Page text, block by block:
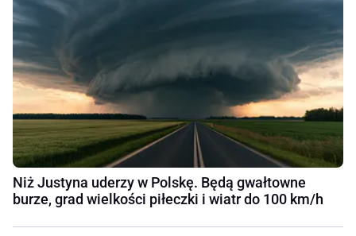
Niż Justyna uderzy w Polskę. Będą gwałtowne
burze, grad wielkości piłeczki i wiatr do 100 km/h